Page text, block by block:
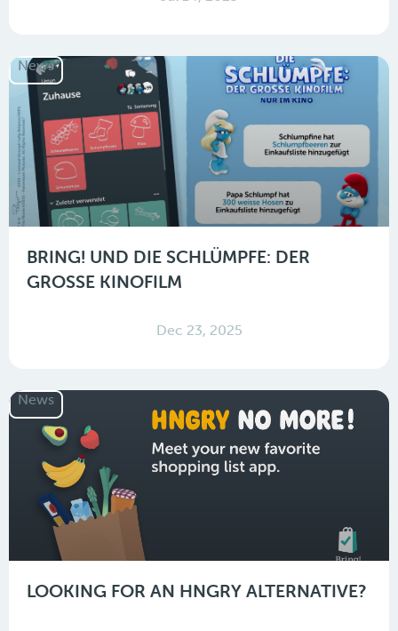
News
BRING! UND DIE SCHLÜMPFE: DER
GROSSE KINOFILM
Dec 23, 2025
News
LOOKING FOR AN HNGRY ALTERNATIVE?